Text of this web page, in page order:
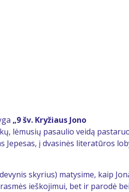
„9 šv. Kryžiaus Jono
lėmusių pasaulio veidą
Jepesas, į dvasinės literatūros
skyrius) matysime, kaip
ieškojimui, bet ir parodė bei